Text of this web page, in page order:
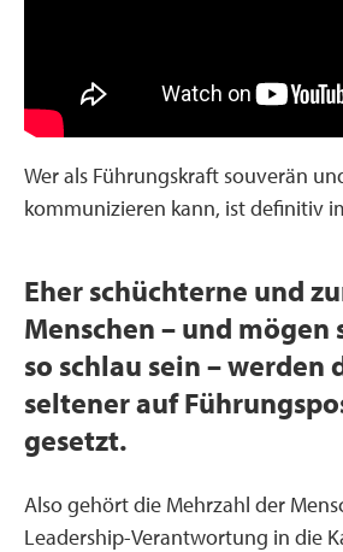
Wer als Führungskraft souverän
kommunizieren kann, ist definitiv
Eher schüchterne und
Menschen – und mögen
so schlau sein – werden
seltener auf
gesetzt.
Also gehört die Mehrzahl der
Leadership-Verantwortung in die